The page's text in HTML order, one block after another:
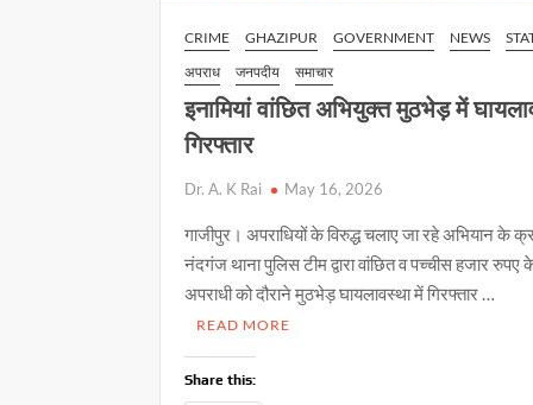
CRIME GHAZIPUR GOVERNMENT NEWS
अपराध
जनपदीय समाचार
इनामियां वांछित अभियुक्त मुठभेड़ में
गिरफ्तार
Dr. A. K Rai May 16, 2026
गाजीपुर। अपराधियों के विरुद्ध चलाए जा रहे अभियान के
नंदगंज थाना पुलिस टीम द्वारा वांछित व पच्चीस हजार रुपए
अपराधी को दौराने मुठभेड़ घायलावस्था में गिरफ्तार …
READ MORE
Share this: